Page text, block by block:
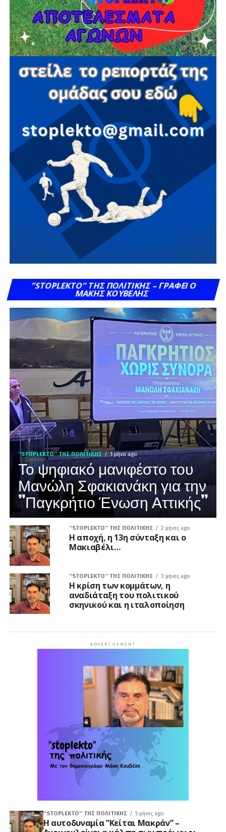
”STOPLEKTO” ΤΗΣ ΠΟΛΙΤΙΚΗΣ – ΓΡΆΦΕΙ Ο
ΜΆΚΗΣ ΚΟΥΒΈΛΗΣ
''STOPLEKTO'' ΤΗΣ ΠΟΛΙΤΙΚΗΣ 1 μήνα ago
Το ψηφιακό μανιφέστο του
Μανώλη Σφακιανάκη για την
”Παγκρήτιο Ένωση Αττικής”
''STOPLEKTO'' ΤΗΣ ΠΟΛΙΤΙΚΗΣ 2 μήνες ago
Η αποχή, η 13η σύνταξη και ο
Μακιαβέλι…
''STOPLEKTO'' ΤΗΣ ΠΟΛΙΤΙΚΗΣ 3 μήνες ago
Η κρίση των κομμάτων, η
αναδιάταξη του πολιτικού
σκηνικού και η ιταλοποίηση
ADVERTISEMENT
''STOPLEKTO'' ΤΗΣ ΠΟΛΙΤΙΚΗΣ 5 μήνες ago
Η αυτοδυναμία ”Κείται Μακράν” –